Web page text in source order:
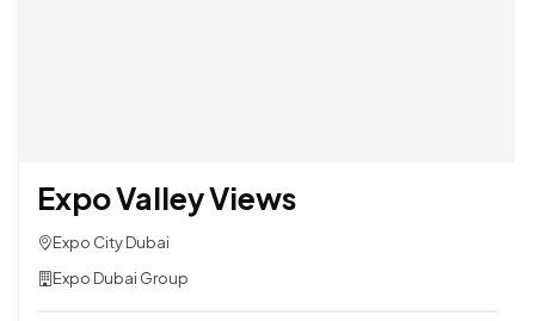
Expo Valley Views
Expo City Dubai
Expo Dubai Group